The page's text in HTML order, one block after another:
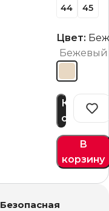
44
45
Цвет:
Бежевый
В
корзину
Купить
сейчас
Безопасная